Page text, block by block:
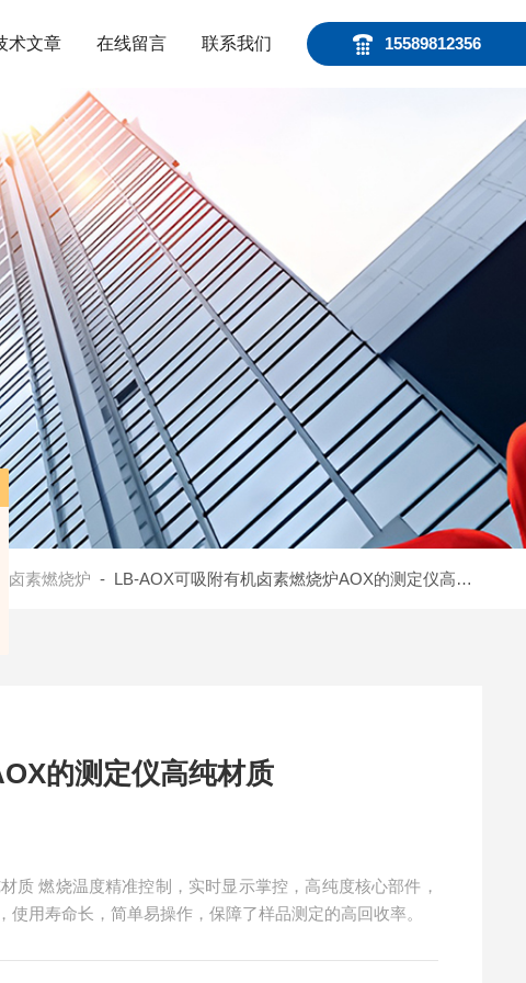
15589812356
术文章 在线留言 联系我们
卤素燃烧炉 - LB-AOX可吸附有机卤素燃烧炉AOX的测定仪高纯材质
的测定仪高纯材质
质 燃烧温度精准控制，实时显示掌控，高纯度核心部件，
用寿命长，简单易操作，保障了样品测定的高回收率。